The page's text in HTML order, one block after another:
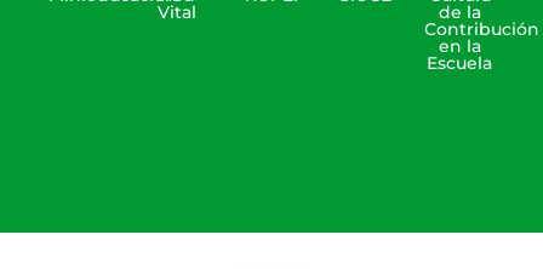
Vital de la
Contribución
en la
Escuela